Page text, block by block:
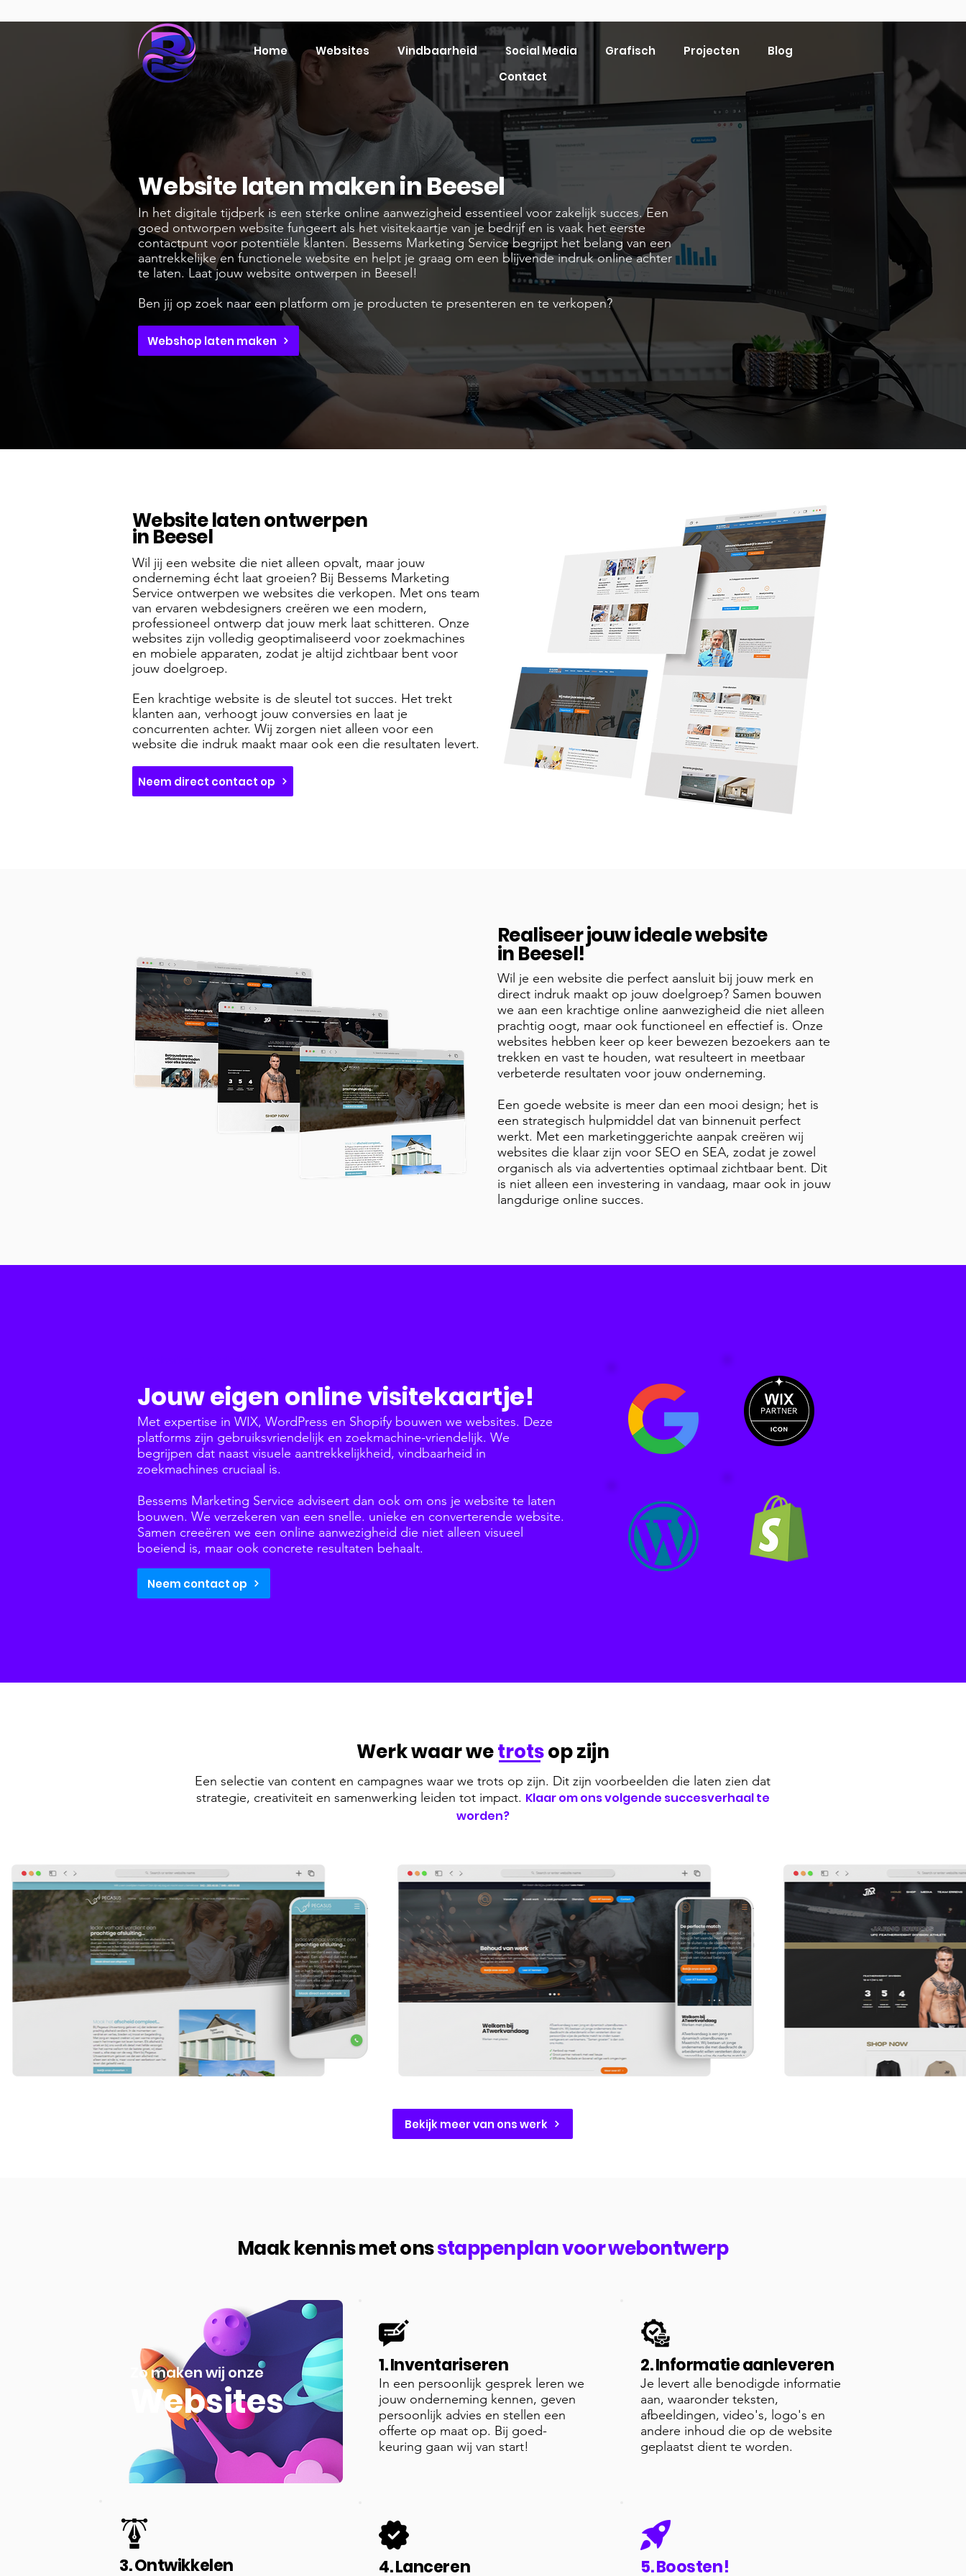
Home Websites Vindbaarheid Social Media Grafisch Projecten
Blog
Contact
Website laten maken in Beesel
In het digitale tijdperk is een sterke online aanwezigheid essentieel voor zakelijk succes. Een
goed ontworpen website fungeert als het visitekaartje van je bedrijf en is vaak het eerste
contactpunt voor potentiële klanten. Bessems Marketing Service begrijpt het belang van een
aantrekkelijke en functionele website en helpt je graag om een blijvende indruk online achter
te laten. Laat jouw website ontwerpen in Beesel!
Ben jij op zoek naar een platform om je producten te presenteren en te verkopen?
Webshop laten maken
Website laten ontwerpen
in Beesel
Wil jij een website die niet alleen opvalt, maar jouw
onderneming écht laat groeien? Bij Bessems Marketing
Service ontwerpen we websites die verkopen. Met ons team
van ervaren webdesigners creëren we een modern,
professioneel ontwerp dat jouw merk laat schitteren. Onze
websites zijn volledig geoptimaliseerd voor zoekmachines
en mobiele apparaten, zodat je altijd zichtbaar bent voor
jouw doelgroep.
Een krachtige website is de sleutel tot succes. Het trekt
klanten aan, verhoogt jouw conversies en laat je
concurrenten achter. Wij zorgen niet alleen voor een
website die indruk maakt maar ook een die resultaten levert.
Neem direct contact op
Realiseer jouw ideale website
in Beesel!
Wil je een website die perfect aansluit bij jouw merk en
direct indruk maakt op jouw doelgroep? Samen bouwen
we aan een krachtige online aanwezigheid die niet alleen
prachtig oogt, maar ook functioneel en effectief is. Onze
websites hebben keer op keer bewezen bezoekers aan te
trekken en vast te houden, wat resulteert in meetbaar
verbeterde resultaten voor jouw onderneming.
Een goede website is meer dan een mooi design; het is
een strategisch hulpmiddel dat van binnenuit perfect
werkt. Met een marketinggerichte aanpak creëren wij
websites die klaar zijn voor SEO en SEA, zodat je zowel
organisch als via advertenties optimaal zichtbaar bent. Dit
is niet alleen een investering in vandaag, maar ook in jouw
langdurige online succes.
Jouw eigen online visitekaartje!
Met expertise in WIX, WordPress en Shopify bouwen we websites. Deze
platforms zijn gebruiksvriendelijk en zoekmachine-vriendelijk. We
begrijpen dat naast visuele aantrekkelijkheid, vindbaarheid in
zoekmachines cruciaal is.
Bessems Marketing Service adviseert dan ook om ons je website te laten
bouwen. We verzekeren van een snelle. unieke en converterende website.
Samen creeëren we een online aanwezigheid die niet alleen visueel
boeiend is, maar ook concrete resultaten behaalt.
Neem contact op
Werk waar wetrotsop zijn
Een selectie van content en campagnes waar we trots op zijn. Dit zijn voorbeelden die laten zien dat
strategie, creativiteit en samenwerking leiden tot impact. Klaar om ons volgende succesverhaal te
worden?
Bekijk meer van ons werk
Maak kennis met onsstappenplan voor webontwerp
1. Inventariseren
In een persoonlijk gesprek leren we
jouw onderneming kennen, geven
persoonlijk advies en stellen een
offerte op maat op. Bij goed-
keuring gaan wij van start!
2. Informatie aanleveren
Je levert alle benodigde informatie
aan, waaronder teksten,
afbeeldingen, video's, logo's en
andere inhoud die op de website
geplaatst dient te worden.
3. Ontwikkelen 4. Lanceren 5. Boosten!
Zo maken wij onze
Websites